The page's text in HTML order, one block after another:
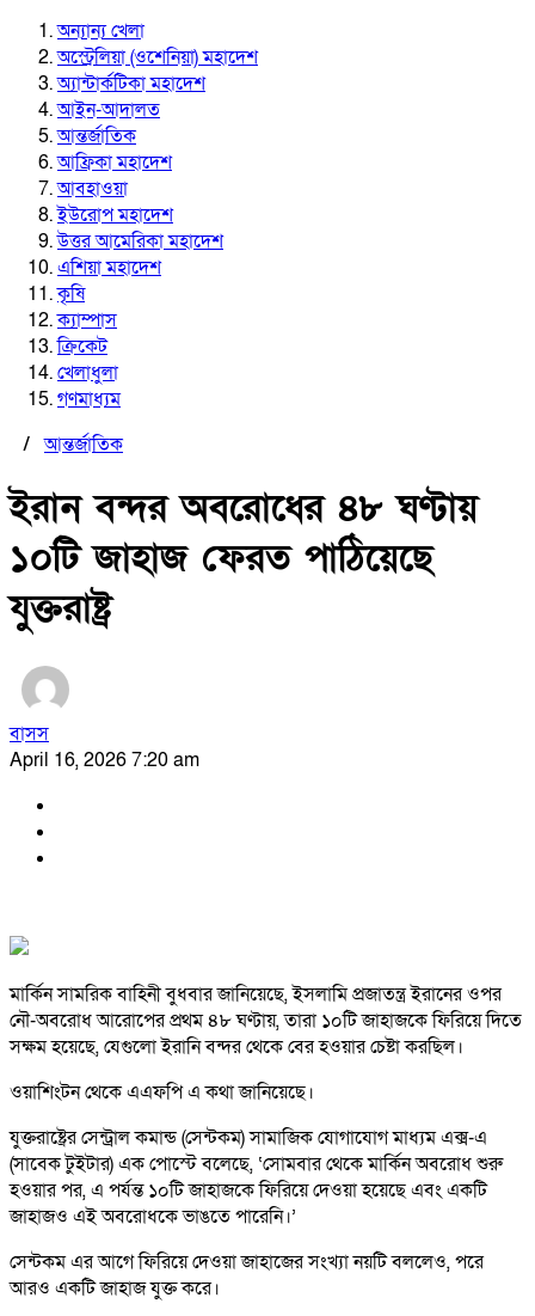
অন্যান্য খেলা
অস্ট্রেলিয়া (ওশেনিয়া) মহাদেশ
অ্যান্টার্কটিকা মহাদেশ
আইন-আদালত
আন্তর্জাতিক
আফ্রিকা মহাদেশ
আবহাওয়া
ইউরোপ মহাদেশ
উত্তর আমেরিকা মহাদেশ
এশিয়া মহাদেশ
কৃষি
ক্যাম্পাস
ক্রিকেট
খেলাধুলা
গণমাধ্যম
/আন্তর্জাতিক
ইরান বন্দর অবরোধের ৪৮ ঘণ্টায়
১০টি জাহাজ ফেরত পাঠিয়েছে
যুক্তরাষ্ট্র
বাসস
April 16, 2026 7:20 am
মার্কিন সামরিক বাহিনী বুধবার জানিয়েছে, ইসলামি প্রজাতন্ত্র ইরানের ওপর
নৌ-অবরোধ আরোপের প্রথম ৪৮ ঘণ্টায়, তারা ১০টি জাহাজকে ফিরিয়ে দিতে
সক্ষম হয়েছে, যেগুলো ইরানি বন্দর থেকে বের হওয়ার চেষ্টা করছিল।
ওয়াশিংটন থেকে এএফপি এ কথা জানিয়েছে।
যুক্তরাষ্ট্রের সেন্ট্রাল কমান্ড (সেন্টকম) সামাজিক যোগাযোগ মাধ্যম এক্স-এ
(সাবেক টুইটার) এক পোস্টে বলেছে, ‘সোমবার থেকে মার্কিন অবরোধ শুরু
হওয়ার পর, এ পর্যন্ত ১০টি জাহাজকে ফিরিয়ে দেওয়া হয়েছে এবং একটি
জাহাজও এই অবরোধকে ভাঙতে পারেনি।’
সেন্টকম এর আগে ফিরিয়ে দেওয়া জাহাজের সংখ্যা নয়টি বললেও, পরে
আরও একটি জাহাজ যুক্ত করে।